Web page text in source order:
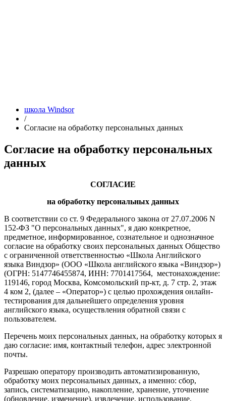
школа Windsor
/
Согласие на обработку персональных данных
Согласие на обработку персональных
данных
СОГЛАСИЕ
на обработку персональных данных
В соответствии со ст. 9 Федерального закона от 27.07.2006 N
152-ФЗ "О персональных данных", я даю конкретное,
предметное, информированное, сознательное и однозначное
согласие на обработку своих персональных данных Общество
с ограниченной ответственностью «Школа Английского
языка Виндзор» (ООО «Школа английского языка «Виндзор»)
(ОГРН: 5147746455874, ИНН: 7701417564, местонахождение:
119146, город Москва, Комсомольский пр-кт, д. 7 стр. 2, этаж
4 ком 2, (далее – «Оператор») с целью прохождения онлайн-
тестирования для дальнейшего определения уровня
английского языка, осуществления обратной связи с
пользователем.
Перечень моих персональных данных, на обработку которых я
даю согласие: имя, контактный телефон, адрес электронной
почты.
Разрешаю оператору производить автоматизированную,
обработку моих персональных данных, а именно: сбор,
запись, систематизацию, накопление, хранение, уточнение
(обновление, изменение), извлечение, использование,